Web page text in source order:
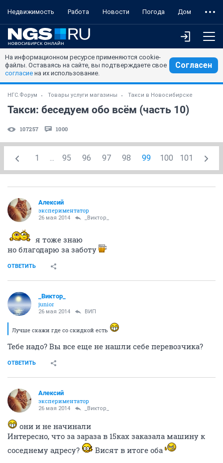
Недвижимость Работа Новости Погода Дом
На информационном ресурсе применяются cookie-
файлы. Оставаясь на сайте, вы подтверждаете свое
согласие на их использование.
Согласен
НГС.Форум Товары услуги магазины Такси в Новосибирске
Такси: беседуем обо всём (часть 10)
107257 1000
1 ... 95 96 97 98 99 100 101
Алексий
экспериментатор
26 мая 2014 _Виктор_
я тоже знаю
но благодарю за заботу
ОТВЕТИТЬ
_Виктор_
juniоr
26 мая 2014 ВИП
Лучше скажи где со скидкой есть
Тебе надо? Вы все еще не нашли себе перевозчика?
ОТВЕТИТЬ
Алексий
экспериментатор
26 мая 2014 _Виктор_
они и не начинали
Интересно, что за зараза в 15ках заказала машину к
соседнему адресу?
Висят в итоге оба